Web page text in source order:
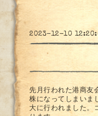
2023-12-10
先月行われた港商友
株になってしまいま
大に行われました。